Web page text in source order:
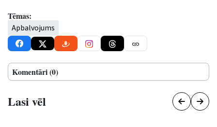
Tēmas:
Apbalvojums
Komentāri (0)
Lasi vēl